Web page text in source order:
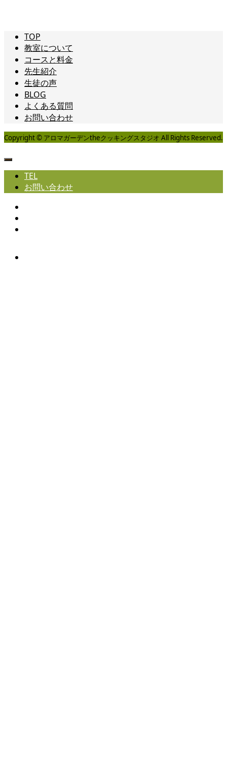
TOP
教室について
コースと料金
先生紹介
生徒の声
BLOG
よくある質問
お問い合わせ
Copyright © アロマガーデンtheクッキングスタジオ All Rights Reserved.
TEL
お問い合わせ